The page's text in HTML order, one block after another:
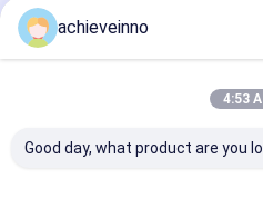
achieveinno
4:53
Good day, what product are you